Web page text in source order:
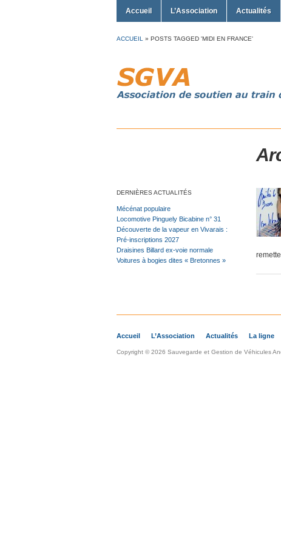
Accueil L’Association Actualités
ACCUEIL » POSTS TAGGED 'MIDI EN FRANCE'
DERNIÈRES ACTUALITÉS
Mécénat populaire
Locomotive Pinguely Bicabine n° 31
Découverte de la vapeur en Vivarais :
Pré-inscriptions 2027
Draisines Billard ex-voie normale
Voitures à bogies dites « Bretonnes »
Accueil L’Association Actualités La ligne
Copyright © 2026 Sauvegarde et Gestion de Véhicules